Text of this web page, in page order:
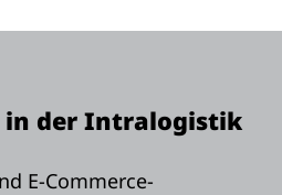
in der Intralogistik
E-Commerce-